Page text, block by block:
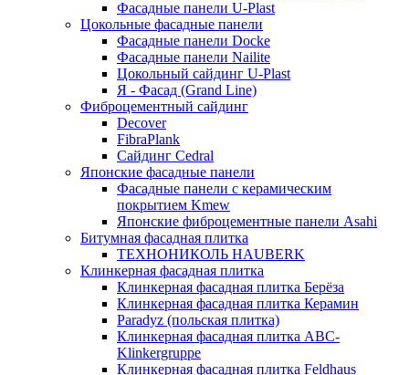
Фасадные панели U-Plast
Цокольные фасадные панели
Фасадные панели Docke
Фасадные панели Nailite
Цокольный сайдинг U-Plast
Я - Фасад (Grand Line)
Фиброцементный сайдинг
Decover
FibraPlank
Сайдинг Cedral
Японские фасадные панели
Фасадные панели с керамическим
покрытием Kmew
Японские фиброцементные панели Asahi
Битумная фасадная плитка
ТЕХНОНИКОЛЬ HAUBERK
Клинкерная фасадная плитка
Клинкерная фасадная плитка Берёза
Клинкерная фасадная плитка Керамин
Paradyz (польская плитка)
Клинкерная фасадная плитка ABC-
Klinkergruppe
Клинкерная фасадная плитка Feldhaus